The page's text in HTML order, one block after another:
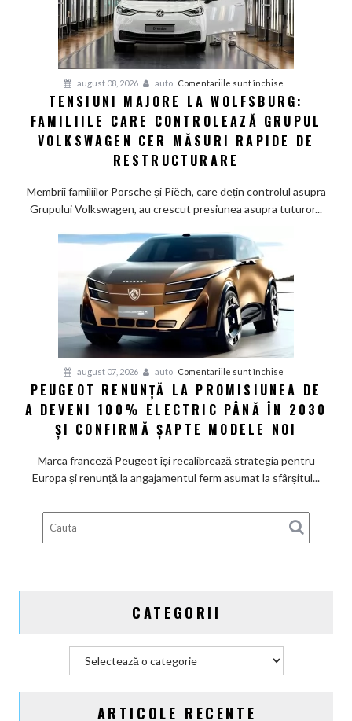
un
studiu
recent
august 08, 2026 auto Comentariile sunt închise
Tensiuni
majore
la
care
măsuri
rapide
de
TENSIUNI MAJORE LA WOLFSBURG:
FAMILIILE CARE CONTROLEAZĂ GRUPUL
VOLKSWAGEN CER MĂSURI RAPIDE DE
RESTRUCTURARE
Membrii familiilor Porsche și Piëch, care dețin controlul asupra
Grupului Volkswagen, au crescut presiunea asupra tuturor...
august 07, 2026 auto Comentariile sunt închise
Peugeot
renunță
la
de
a
electric
până
modele
PEUGEOT RENUNȚĂ LA PROMISIUNEA DE
A DEVENI 100% ELECTRIC PÂNĂ ÎN 2030
ȘI CONFIRMĂ ȘAPTE MODELE NOI
Marca franceză Peugeot își recalibrează strategia pentru
Europa și renunță la angajamentul ferm asumat la sfârșitul...
CATEGORII
ARTICOLE RECENTE